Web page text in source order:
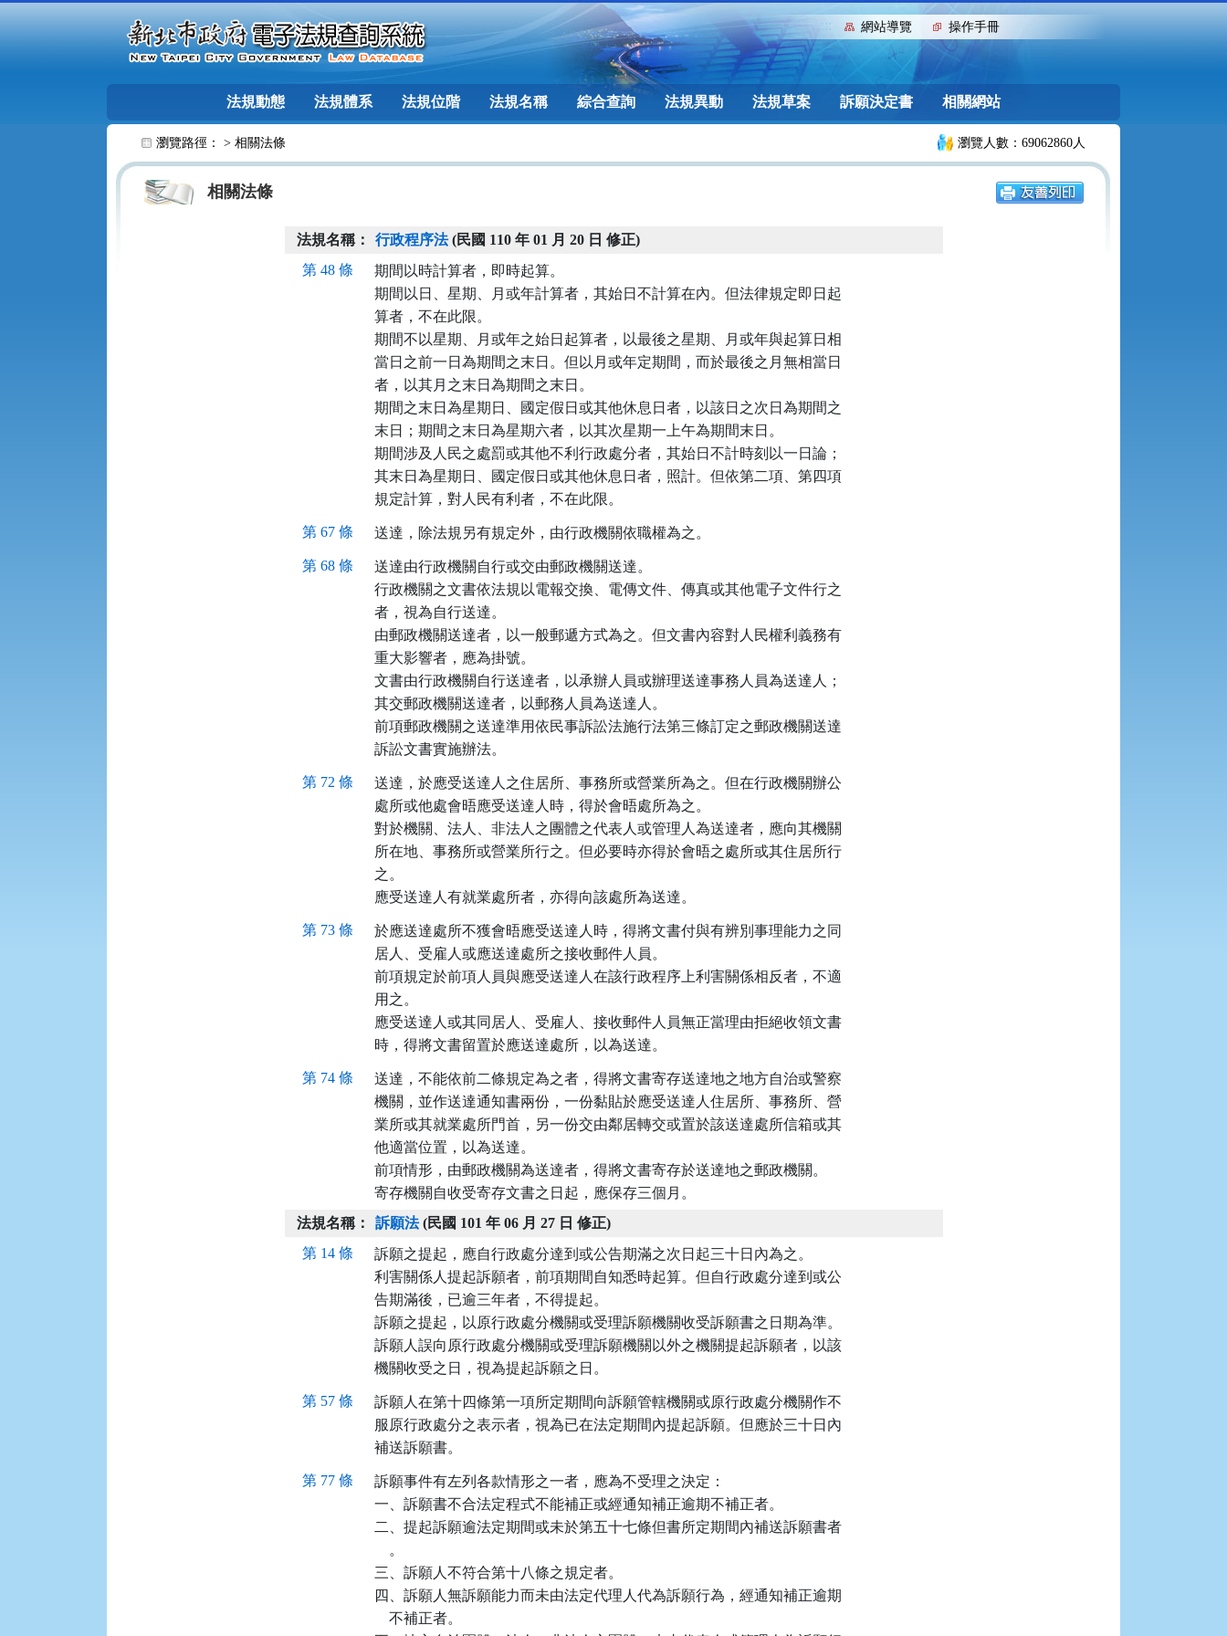
::: 網站導覽 操作手冊
法規動態 法規體系 法規位階 法規名稱 綜合查詢 法規異動 法規草案 訴願決定書 相關網站
瀏覽路徑： > 相關法條 瀏覽人數：69062860人
相關法條
法規名稱： 行政程序法(民國 110 年 01 月 20 日 修正)
第 48 條
期間以時計算者，即時起算。
期間以日、星期、月或年計算者，其始日不計算在內。但法律規定即日起
算者，不在此限。
期間不以星期、月或年之始日起算者，以最後之星期、月或年與起算日相
當日之前一日為期間之末日。但以月或年定期間，而於最後之月無相當日
者，以其月之末日為期間之末日。
期間之末日為星期日、國定假日或其他休息日者，以該日之次日為期間之
末日；期間之末日為星期六者，以其次星期一上午為期間末日。
期間涉及人民之處罰或其他不利行政處分者，其始日不計時刻以一日論；
其末日為星期日、國定假日或其他休息日者，照計。但依第二項、第四項
規定計算，對人民有利者，不在此限。
第 67 條 送達，除法規另有規定外，由行政機關依職權為之。
第 68 條
送達由行政機關自行或交由郵政機關送達。
行政機關之文書依法規以電報交換、電傳文件、傳真或其他電子文件行之
者，視為自行送達。
由郵政機關送達者，以一般郵遞方式為之。但文書內容對人民權利義務有
重大影響者，應為掛號。
文書由行政機關自行送達者，以承辦人員或辦理送達事務人員為送達人；
其交郵政機關送達者，以郵務人員為送達人。
前項郵政機關之送達準用依民事訴訟法施行法第三條訂定之郵政機關送達
訴訟文書實施辦法。
第 72 條
送達，於應受送達人之住居所、事務所或營業所為之。但在行政機關辦公
處所或他處會晤應受送達人時，得於會晤處所為之。
對於機關、法人、非法人之團體之代表人或管理人為送達者，應向其機關
所在地、事務所或營業所行之。但必要時亦得於會晤之處所或其住居所行
之。
應受送達人有就業處所者，亦得向該處所為送達。
第 73 條
於應送達處所不獲會晤應受送達人時，得將文書付與有辨別事理能力之同
居人、受雇人或應送達處所之接收郵件人員。
前項規定於前項人員與應受送達人在該行政程序上利害關係相反者，不適
用之。
應受送達人或其同居人、受雇人、接收郵件人員無正當理由拒絕收領文書
時，得將文書留置於應送達處所，以為送達。
第 74 條
送達，不能依前二條規定為之者，得將文書寄存送達地之地方自治或警察
機關，並作送達通知書兩份，一份黏貼於應受送達人住居所、事務所、營
業所或其就業處所門首，另一份交由鄰居轉交或置於該送達處所信箱或其
他適當位置，以為送達。
前項情形，由郵政機關為送達者，得將文書寄存於送達地之郵政機關。
寄存機關自收受寄存文書之日起，應保存三個月。
法規名稱：
訴願法(民國 101 年 06 月 27 日 修正)
第 14 條
訴願之提起，應自行政處分達到或公告期滿之次日起三十日內為之。
利害關係人提起訴願者，前項期間自知悉時起算。但自行政處分達到或公
告期滿後，已逾三年者，不得提起。
訴願之提起，以原行政處分機關或受理訴願機關收受訴願書之日期為準。
訴願人誤向原行政處分機關或受理訴願機關以外之機關提起訴願者，以該
機關收受之日，視為提起訴願之日。
第 57 條
訴願人在第十四條第一項所定期間向訴願管轄機關或原行政處分機關作不
服原行政處分之表示者，視為已在法定期間內提起訴願。但應於三十日內
補送訴願書。
第 77 條
訴願事件有左列各款情形之一者，應為不受理之決定：
一、訴願書不合法定程式不能補正或經通知補正逾期不補正者。
二、提起訴願逾法定期間或未於第五十七條但書所定期間內補送訴願書者
    。
三、訴願人不符合第十八條之規定者。
四、訴願人無訴願能力而未由法定代理人代為訴願行為，經通知補正逾期
    不補正者。